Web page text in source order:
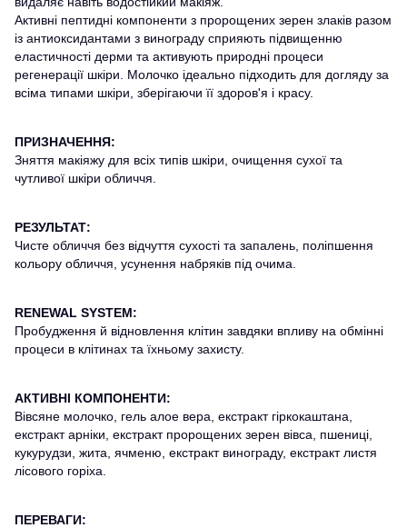
Активні пептидні компоненти з пророщених зерен злаків разом
із антиоксидантами з винограду сприяють підвищенню
еластичності дерми та активують природні процеси
регенерації шкіри. Молочко ідеально підходить для догляду за
всіма типами шкіри, зберігаючи її здоров'я і красу.
ПРИЗНАЧЕННЯ:
Зняття макіяжу для всіх типів шкіри, очищення сухої та
чутливої шкіри обличчя.
РЕЗУЛЬТАТ:
Чисте обличчя без відчуття сухості та запалень, поліпшення
кольору обличчя, усунення набряків під очима.
RENEWAL SYSTEM:
Пробудження й відновлення клітин завдяки впливу на обмінні
процеси в клітинах та їхньому захисту.
АКТИВНІ КОМПОНЕНТИ:
Вівсяне молочко, гель алое вера, екстракт гіркокаштана,
екстракт арніки, екстракт пророщених зерен вівса, пшениці,
кукурудзи, жита, ячменю, екстракт винограду, екстракт листя
лісового горіха.
ПЕРЕВАГИ: